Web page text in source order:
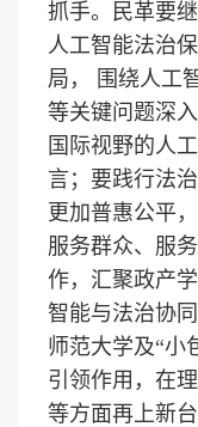
抓手。民革要
人工智能法治
局， 围绕人工
等关键问题深
国际视野的人
言；要践行法
更加普惠公平
服务群众、服
作，汇聚政产
智能与法治协
师范大学及“小
引领作用，在
等方面再上新